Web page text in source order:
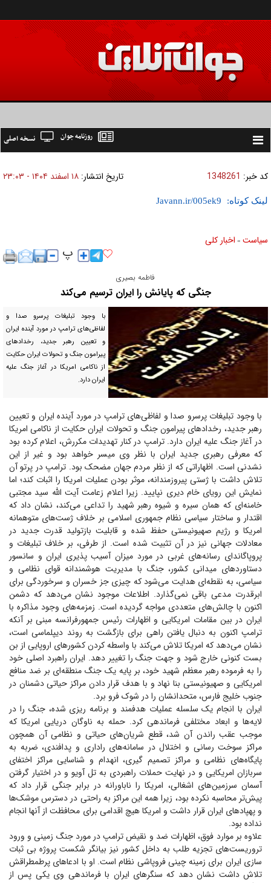
Toggle
نسخه اصلی روزنامه جوان
کد خبر: 1348261 تاریخ انتشار: ۱۸ اسفند ۱۴۰۴ - ۲۳:۰۳
لینک کوتاه:
سیاست » اخبار کلی
فاطمه بصیری
جنگی که پایانش را ایران ترسیم می‌کند
با وجود تبلیغات پرسرو صدا و
لفاظی‌های ترامپ در مورد آینده ایران
و تعیین رهبر جدید، رخداد‌های
پیرامون جنگ و تحولات ایران حکایت
از ناکامی امریکا در آغاز جنگ علیه
ایران دارد.
با وجود تبلیغات پرسرو صدا و لفاظی‌های ترامپ در مورد آینده ایران و تعیین
رهبر جدید، رخداد‌های پیرامون جنگ و تحولات ایران حکایت از ناکامی امریکا
در آغاز جنگ علیه ایران دارد. ترامپ در کنار تهدیدات مکررش، اعلام کرده بود
که معرفی رهبری جدید ایران با نظر وی میسر خواهد بود و غیر از این
نشدنی است. اظهاراتی که از نظر مردم جهان مضحک بود. ترامپ در پرتو آن
تلاش داشت با ژستی پیروزمندانه، موثر بودن عملیات امریکا را اثبات کند؛ اما
نمایش این رویای خام دیری نپایید. زیرا اعلام زعامت آیت الله سید مجتبی
خامنه‌ای که همان سیره و شیوه رهبر شهید را تداعی می‌کند، نشان داد که
اقتدار و ساختار سیاسی نظام جمهوری اسلامی بر خلاف ژست‌های متوهمانه
امریکا و رژیم صهیونیستی حفظ شده و قابلیت بازتولید قدرت جدید در
معادلات جهانی نیز در آن تثبیت شده است. از طرفی، بر خلاف تبلیغات و
پروپاگاندای رسانه‌های غربی در مورد میزان آسیب پذیری ایران و سانسور
دستاورد‌های میدانی کشور، جنگ با مدیریت هوشمندانه قوای نظامی و
سیاسی، به نقطه‌ای هدایت می‌شود که چیزی جز خسران و سرخوردگی برای
ابرقدرت مدعی باقی نمی‌گذارد. اطلاعات موجود نشان می‌دهد که دشمن
اکنون با چالش‌های متعددی مواجه گردیده است. زمزمه‌های وجود مذاکره با
ایران در بین مقامات امریکایی و اظهارات رئیس جمهورفرانسه مبنی بر آنکه
ترامپ اکنون به دنبال یافتن راهی برای بازگشت به روند دیپلماسی است،
نشان می‌دهد که امریکا تلاش می‌کند با واسطه کردن کشور‌های اروپایی از بن
بست کنونی خارج شود و جهت جنگ را تغییر دهد. ایران راهبرد اصلی خود
را به فرموده رهبر معظم شهید خود، بر پایه یک جنگ منطقه‌ای بر ضد منافع
امریکایی و صهیونیستی بنا نهاد و با هدف قرار دادن مراکز حیاتی دشمنان در
جنوب خلیج فارس، متحدانشان را در شوک فرو برد.
ایران با انجام یک سلسله عملیات هدفمند و برنامه ریزی شده، جنگ را در
لایه‌ها و ابعاد مختلفی فرماندهی کرد. حمله به ناوگان دریایی امریکا که
موجب عقب راندن آن شد، قطع شریان‌های حیاتی و نظامی آن همچون
مراکز سوخت رسانی و اختلال در سامانه‌های راداری و پدافندی، ضربه به
پایگاه‌های نظامی و مراکز تصمیم گیری، انهدام و شناسایی مراکز اختفای
سربازان امریکایی و در نهایت حملات راهبردی به تل آویو و در اختیار گرفتن
آسمان سرزمین‌های اشغالی، امریکا را ناباورانه در برابر جنگی قرار داد که
پیش‌تر محاسبه نکرده بود، زیرا همه این مراکز به راحتی در دسترس موشک‌ها
و پهپاد‌های ایران قرار داشت و امریکا هیچ اقدامی برای محافظت از آنها انجام
نداده بود.
علاوه بر موارد فوق، اظهارات ضد و نقیض ترامپ در مورد جنگ زمینی و ورود
تروریست‌های تجزیه طلب به داخل کشور نیز بیانگر شکست پروژه بی ثبات
سازی ایران برای زمینه چینی فروپاشی نظام است. او با ادعا‌های پرطمطراقش
تلاش داشت نشان دهد که سنگر‌های ایران با فرماندهی وی یکی پس از